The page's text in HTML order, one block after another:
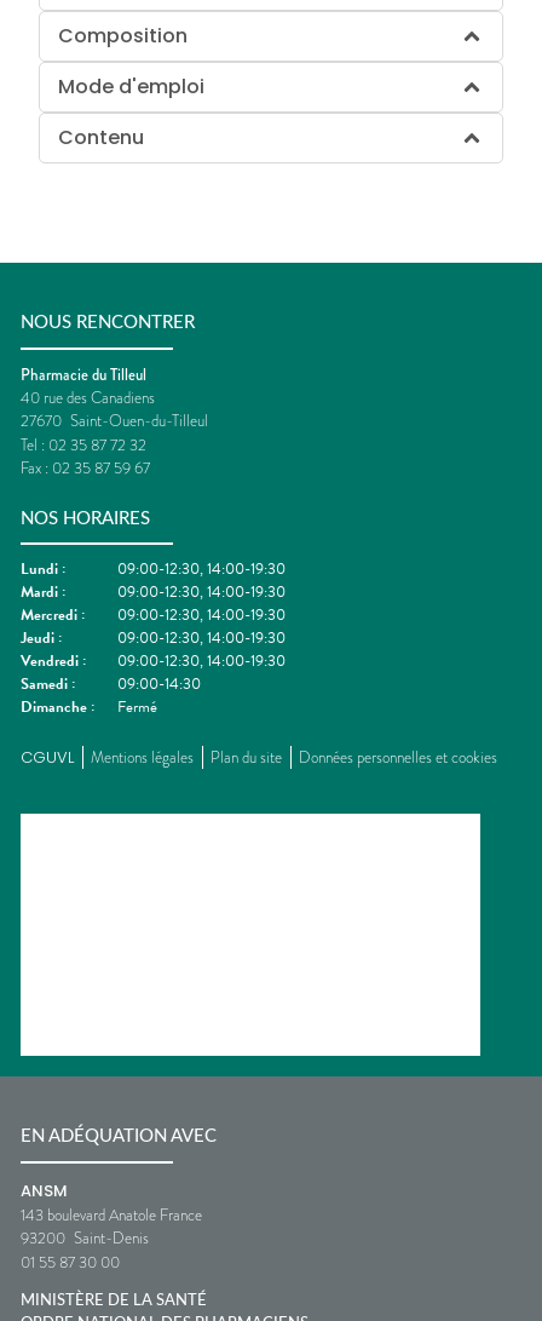
Composition
Mode d'emploi
Contenu
NOUS RENCONTRER
Pharmacie du Tilleul
40 rue des Canadiens
27670 Saint-Ouen-du-Tilleul
Tel : 02 35 87 72 32
Fax : 02 35 87 59 67
NOS HORAIRES
Lundi :
09:00-12:30, 14:00-19:30
Mardi :
09:00-12:30, 14:00-19:30
Mercredi :
09:00-12:30, 14:00-19:30
Jeudi :
09:00-12:30, 14:00-19:30
Vendredi :
09:00-12:30, 14:00-19:30
Samedi :
09:00-14:30
Dimanche : Fermé
CGUVL Mentions légales Plan du site Données personnelles et cookies
EN ADÉQUATION AVEC
ANSM
143 boulevard Anatole France
93200 Saint-Denis
01 55 87 30 00
MINISTÈRE DE LA SANTÉ